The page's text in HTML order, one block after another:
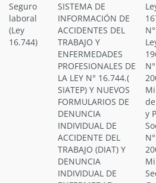
Seguro
laboral
(Ley
16.744)
SISTEMA DE
INFORMACIÓN DE
ACCIDENTES DEL
TRABAJO Y
ENFERMEDADES
PROFESIONALES DE
LA LEY N° 16.744.(
SIATEP) Y NUEVOS
FORMULARIOS DE
DENUNCIA
INDIVIDUAL DE
ACCIDENTE DEL
TRABAJO (DIAT) Y
DENUNCIA
INDIVIDUAL DE
y